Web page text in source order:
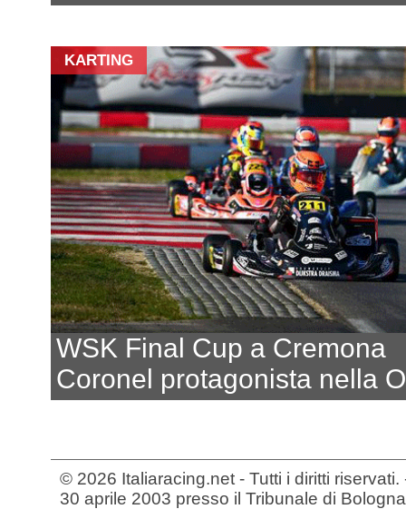
KARTING
WSK Final Cup a Cremona
Coronel protagonista nella
© 2026 Italiaracing.net - Tutti i diritti
30 aprile 2003 presso il Tribunale di Bologna